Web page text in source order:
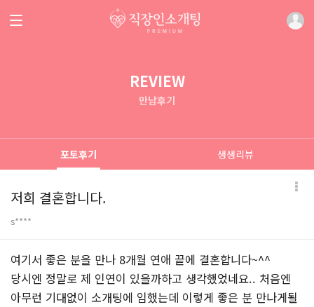
REVIEW
만남후기
포토후기 생생리뷰
저희 결혼합니다.
s****
본문
여기서 좋은 분을 만나 8개월 연애 끝에 결혼합니다~^^
당시엔 정말로 제 인연이 있을까하고 생각했었네요.. 처음엔
아무런 기대없이 소개팅에 임했는데 이렇게 좋은 분 만나게될